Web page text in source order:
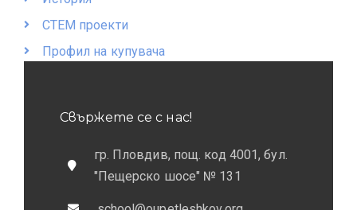
СТЕМ проекти
Профил на купувача
Свържете се с нас!
гр. Пловдив, пощ. код 4001, бул.
"Пещерско шосе" № 131